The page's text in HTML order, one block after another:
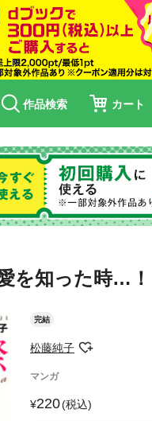
作品検索 カート
を知った時…
完結
松藤純子
マンガ
220(税込)